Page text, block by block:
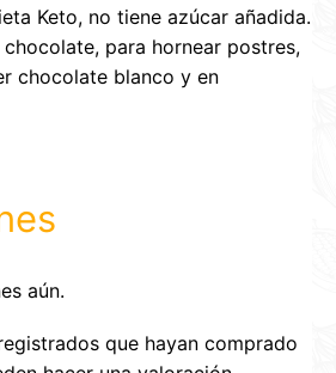
Keto, no tiene azúcar añadida.
chocolate, para hornear postres,
chocolate blanco y en
aún.
que hayan comprado